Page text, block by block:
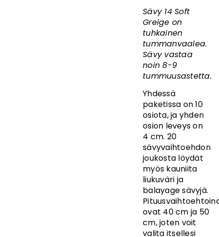
Sävy 14 Soft
Greige on
tuhkainen
tummanvaalea.
Sävy vastaa
noin 8-9
tummuusastetta.
Yhdessä
paketissa on 10
osiota, ja yhden
osion leveys on
4 cm. 20
sävyvaihtoehdon
joukosta löydät
myös kauniita
liukuväri ja
balayage sävyjä.
ovat 40 cm ja 50
cm, joten voit
valita itsellesi